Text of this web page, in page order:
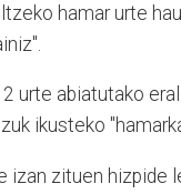
hamar urte
urte abiatutako
ikusteko
izan zituen